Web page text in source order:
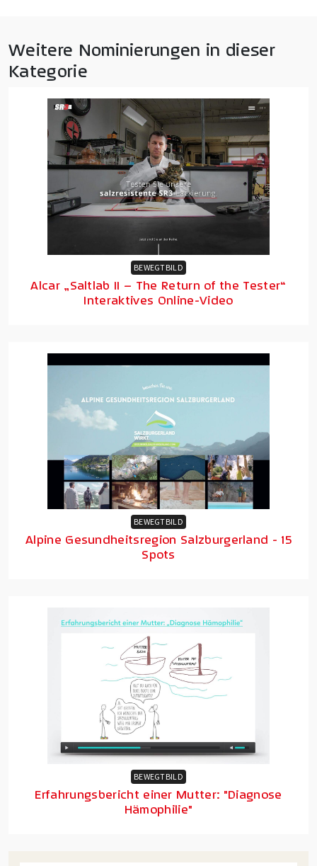
Weitere Nominierungen in dieser
Kategorie
BEWEGTBILD
Alcar „Saltlab II – The Return of the Tester“
Interaktives Online-Video
BEWEGTBILD
Alpine Gesundheitsregion Salzburgerland - 15
Spots
BEWEGTBILD
Erfahrungsbericht einer Mutter: "Diagnose
Hämophilie"